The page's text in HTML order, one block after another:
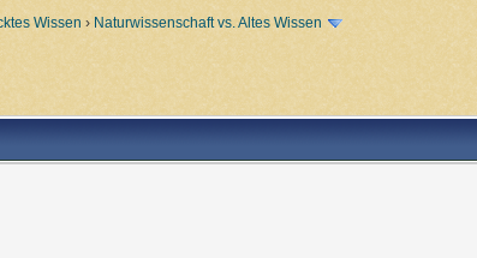
Wissen › Naturwissenschaft vs. Altes Wissen